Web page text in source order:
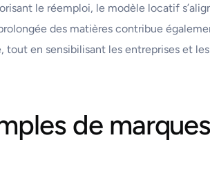
le réemploi, le modèle locatif
des matières contribue
tout en sensibilisant les entreprises et
de marques